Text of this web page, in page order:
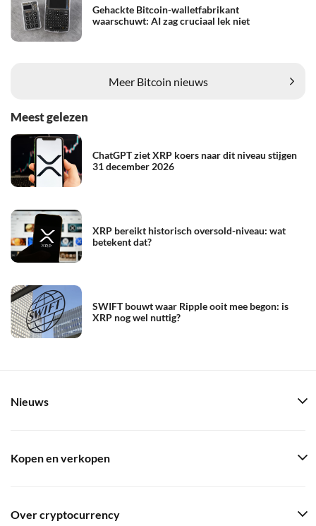
Gehackte Bitcoin-walletfabrikant
waarschuwt: AI zag cruciaal lek niet
Meer Bitcoin nieuws
Meest gelezen
ChatGPT ziet XRP koers naar dit niveau stijgen
31 december 2026
XRP bereikt historisch oversold-niveau: wat
betekent dat?
SWIFT bouwt waar Ripple ooit mee begon: is
XRP nog wel nuttig?
Nieuws
Kopen en verkopen
Over cryptocurrency